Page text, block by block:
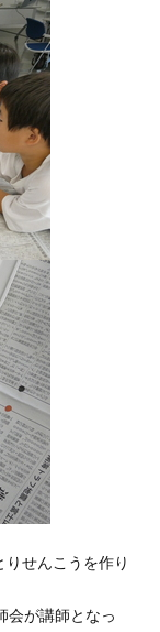
せんこうを作り
会が講師となっ